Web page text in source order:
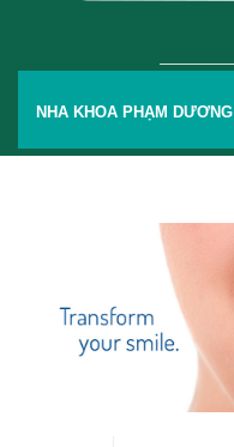
NHA KHOA PHẠM DƯƠNG